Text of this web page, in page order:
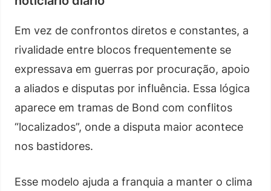
Em vez de confrontos diretos e constantes, a
rivalidade entre blocos frequentemente se
expressava em guerras por procuração, apoio
a aliados e disputas por influência. Essa lógica
aparece em tramas de Bond com conflitos
“localizados”, onde a disputa maior acontece
nos bastidores.
Esse modelo ajuda a franquia a manter o clima